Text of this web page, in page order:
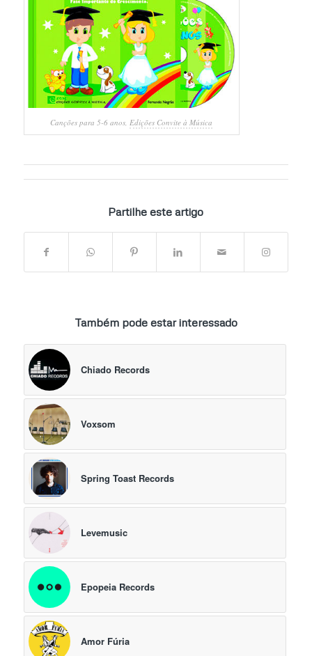
Canções para 5-6 anos, Edições Convite à Música
Partilhe este artigo
Também pode estar interessado
Chiado Records
Voxsom
Spring Toast Records
Levemusic
Epopeia Records
Amor Fúria